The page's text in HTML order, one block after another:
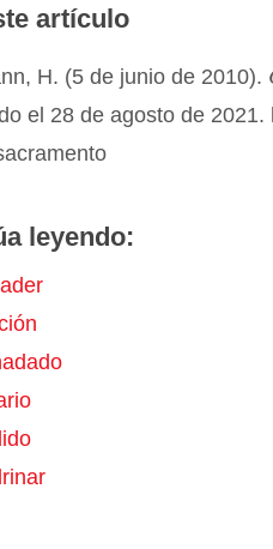
artículo
H. (5 de junio de 2010).
el 28 de agosto de
leyendo: